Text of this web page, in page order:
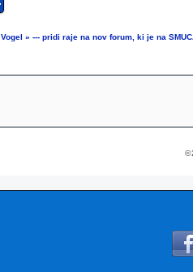
Vogel » --- pridi raje na nov forum, ki je na
©